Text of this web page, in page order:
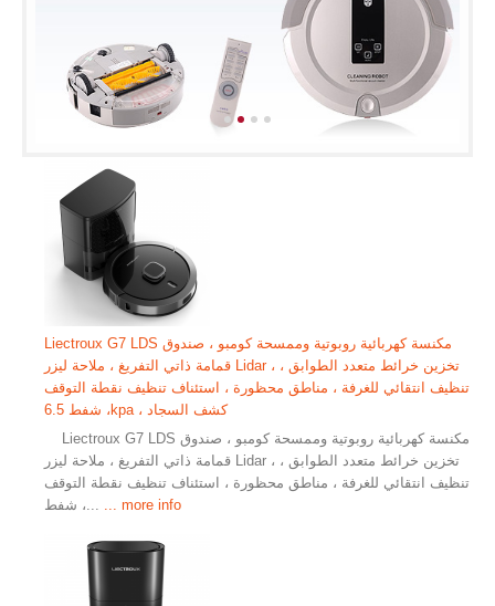
Liectroux G7 LDS مكنسة كهربائية روبوتية وممسحة كومبو ، صندوق
قمامة ذاتي التفريغ ، ملاحة ليزر Lidar ، تخزين خرائط متعدد الطوابق ،
تنظيف انتقائي للغرفة ، مناطق محظورة ، استئناف تنظيف نقطة التوقف
، شفط 6.5kpa ، كشف السجاد
Liectroux G7 LDS مكنسة كهربائية روبوتية وممسحة كومبو ، صندوق
قمامة ذاتي التفريغ ، ملاحة ليزر Lidar ، تخزين خرائط متعدد الطوابق ،
تنظيف انتقائي للغرفة ، مناطق محظورة ، استئناف تنظيف نقطة التوقف
... more info